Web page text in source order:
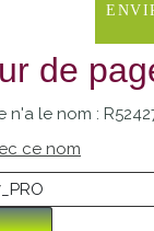
de
le nom :
ce nom